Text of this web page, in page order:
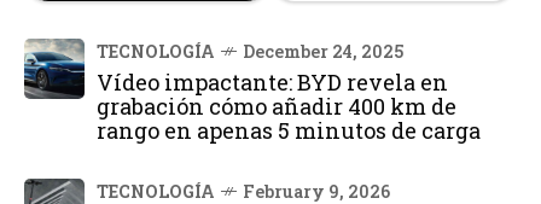
TECNOLOGÍA December 24, 2025
Vídeo impactante: BYD revela en
grabación cómo añadir 400 km de
rango en apenas 5 minutos de carga
TECNOLOGÍA February 9, 2026